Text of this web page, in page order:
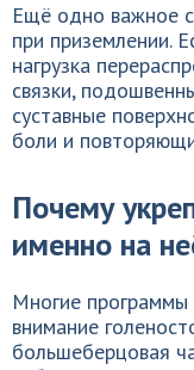
Ещё одно важное
при приземлении.
нагрузка
связки,
суставные
боли и
Почему
именно на
Многие
внимание
большеберцовая